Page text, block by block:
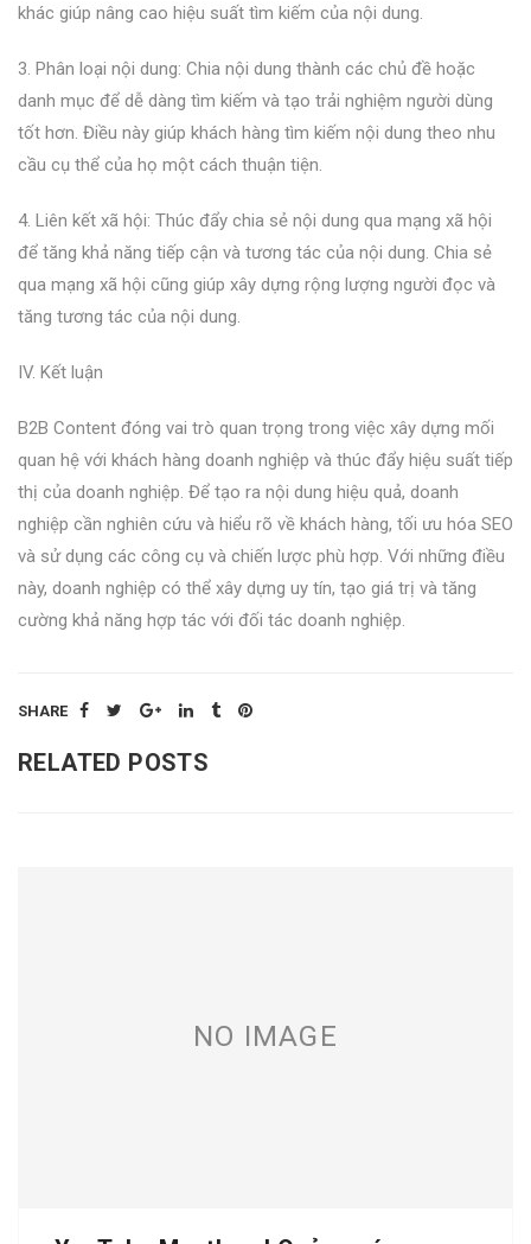
khác giúp nâng cao hiệu suất tìm kiếm của nội dung.
3. Phân loại nội dung: Chia nội dung thành các chủ đề hoặc
danh mục để dễ dàng tìm kiếm và tạo trải nghiệm người dùng
tốt hơn. Điều này giúp khách hàng tìm kiếm nội dung theo nhu
cầu cụ thể của họ một cách thuận tiện.
4. Liên kết xã hội: Thúc đẩy chia sẻ nội dung qua mạng xã hội
để tăng khả năng tiếp cận và tương tác của nội dung. Chia sẻ
qua mạng xã hội cũng giúp xây dựng rộng lượng người đọc và
tăng tương tác của nội dung.
IV. Kết luận
B2B Content đóng vai trò quan trọng trong việc xây dựng mối
quan hệ với khách hàng doanh nghiệp và thúc đẩy hiệu suất tiếp
thị của doanh nghiệp. Để tạo ra nội dung hiệu quả, doanh
nghiệp cần nghiên cứu và hiểu rõ về khách hàng, tối ưu hóa SEO
và sử dụng các công cụ và chiến lược phù hợp. Với những điều
này, doanh nghiệp có thể xây dựng uy tín, tạo giá trị và tăng
cường khả năng hợp tác với đối tác doanh nghiệp.
SHARE
RELATED POSTS
NO IMAGE